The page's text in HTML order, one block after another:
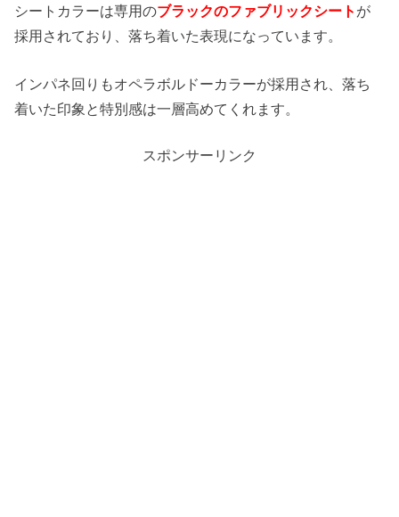
シートカラーは専用のブラックのファブリックシート が
採用されており、落ち着いた表現になっています。
インパネ回りもオペラボルドーカラーが採用され、落ち
着いた印象と特別感は一層高めてくれます。
スポンサーリンク